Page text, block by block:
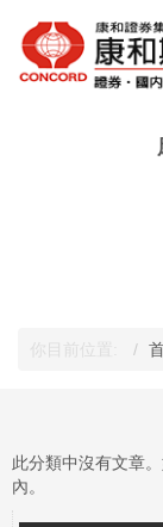
你目前位置:
此分類中沒有文章
內。